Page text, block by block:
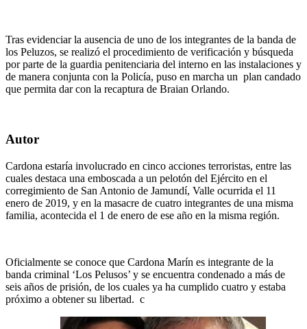
Tras evidenciar la ausencia de uno de los integrantes de la banda de
los Peluzos, se realizó el procedimiento de verificación y búsqueda
por parte de la guardia penitenciaria del interno en las instalaciones y
de manera conjunta con la Policía, puso en marcha un plan candado
que permita dar con la recaptura de Braian Orlando.
Autor
Cardona estaría involucrado en cinco acciones terroristas, entre las
cuales destaca una emboscada a un pelotón del Ejército en el
corregimiento de San Antonio de Jamundí, Valle ocurrida el 11
enero de 2019, y en la masacre de cuatro integrantes de una misma
familia, acontecida el 1 de enero de ese año en la misma región.
Oficialmente se conoce que Cardona Marín es integrante de la
banda criminal ‘Los Pelusos’ y se encuentra condenado a más de
seis años de prisión, de los cuales ya ha cumplido cuatro y estaba
próximo a obtener su libertad. c